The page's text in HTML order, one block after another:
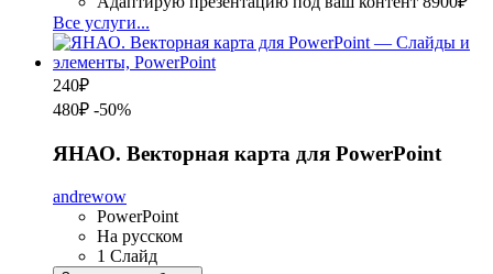
Все услуги...
240₽
480₽ -50%
ЯНАО. Векторная карта для PowerPoint
andrewow
PowerPoint
На русском
1 Слайд